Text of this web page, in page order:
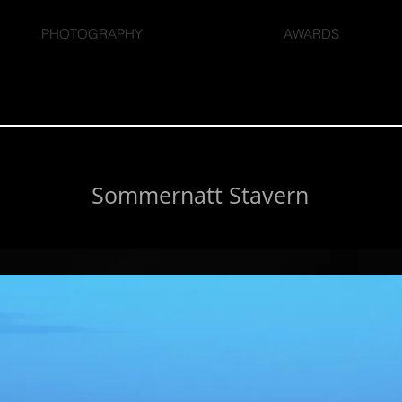
PHOTOGRAPHY AWARDS
Sommernatt Stavern